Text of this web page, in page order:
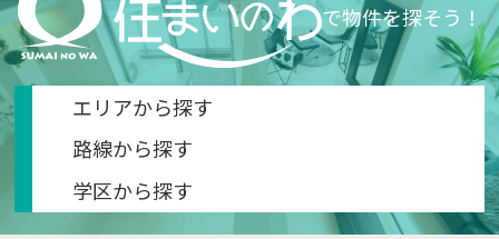
で物件を探そう！
エリアから探す
路線から探す
学区から探す